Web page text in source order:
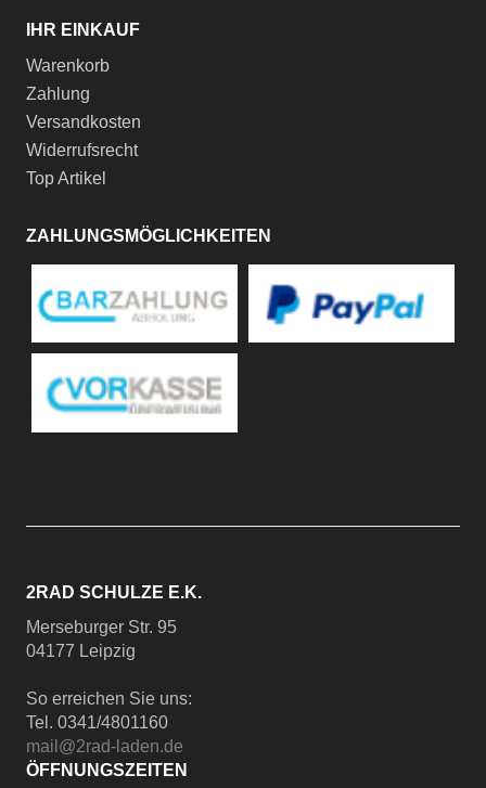
IHR EINKAUF
Warenkorb
Zahlung
Versandkosten
Widerrufsrecht
Top Artikel
ZAHLUNGSMÖGLICHKEITEN
2RAD SCHULZE E.K.
Merseburger Str. 95
04177 Leipzig
So erreichen Sie uns:
Tel. 0341/4801160
mail@2rad-laden.de
ÖFFNUNGSZEITEN